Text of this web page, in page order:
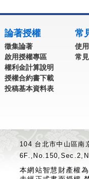
論著授權
徵集論著
啟用授權專區
權利金計算說明
授權合約書下載
投稿基本資料表
常
使
常
104 台北市中山區
本網站智慧財產權